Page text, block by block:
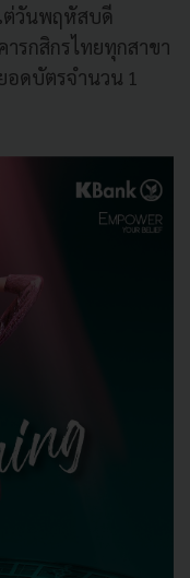
ต่วันพฤหัสบดี
รกสิกรไทยทุกสาขา
อดบัตรจำนวน 1